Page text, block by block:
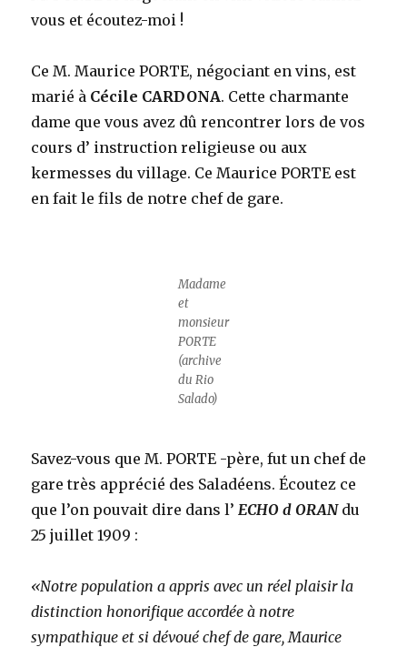
vous et écoutez-moi !
Ce M. Maurice PORTE, négociant en vins, est
marié à Cécile CARDONA. Cette charmante
dame que vous avez dû rencontrer lors de vos
cours d’ instruction religieuse ou aux
kermesses du village. Ce Maurice PORTE est
en fait le fils de notre chef de gare.
Madame
et
monsieur
PORTE
(archive
du Rio
Salado)
Savez-vous que M. PORTE -père, fut un chef de
gare très apprécié des Saladéens. Écoutez ce
que l’on pouvait dire dans l’ ECHO d ORANdu
25 juillet 1909 :
«Notre population a appris avec un réel plaisir la
distinction honorifique accordée à notre
sympathique et si dévoué chef de gare, Maurice